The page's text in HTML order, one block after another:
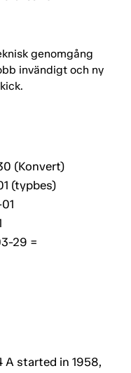
genomgång
invändigt och ny
(Konvert)
(typbes)
29 =
A started in 1958,